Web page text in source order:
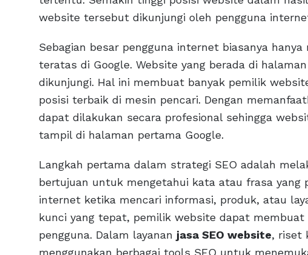
website tersebut dikunjungi oleh pengguna
Sebagian besar pengguna internet biasanya
teratas di Google. Website yang berada di
dikunjungi. Hal ini membuat banyak pemilik
posisi terbaik di mesin pencari. Dengan
dapat dilakukan secara profesional sehingga
tampil di halaman pertama Google.
Langkah pertama dalam strategi SEO adalah
bertujuan untuk mengetahui kata atau frasa yang
internet ketika mencari informasi, produk, atau
kunci yang tepat, pemilik website dapat
pengguna. Dalam layanan jasa SEO website, riset
menggunakan berbagai tools SEO untuk